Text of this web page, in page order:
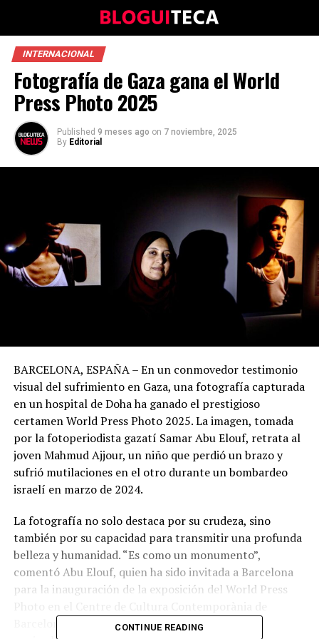
INTERNACIONAL
Fotografía de Gaza gana el World
Press Photo 2025
Published 9 meses ago on 7 noviembre, 2025
By Editorial
BARCELONA, ESPAÑA – En un conmovedor testimonio
visual del sufrimiento en Gaza, una fotografía capturada
en un hospital de Doha ha ganado el prestigioso
certamen World Press Photo 2025. La imagen, tomada
por la fotoperiodista gazatí Samar Abu Elouf, retrata al
joven Mahmud Ajjour, un niño que perdió un brazo y
sufrió mutilaciones en el otro durante un bombardeo
israelí en marzo de 2024.
La fotografía no solo destaca por su crudeza, sino
también por su capacidad para transmitir una profunda
belleza y humanidad. “Es como un monumento”,
comentó Abu Elouf, quien ha sido invitada a Barcelona
para la inauguración de la exposición del World Press
Barcelona (CCCB), que se llevará a cabo del 7 de
CONTINUE READING